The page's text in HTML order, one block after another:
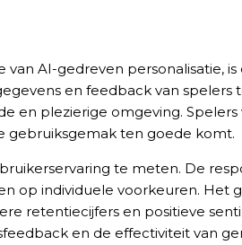
AI-gedreven personalisatie, is
en feedback van
en plezierige omgeving.
gebruiksgemak ten goede komt.
te meten. De
op individuele voorkeuren. Het
retentiecijfers en positieve
en de effectiviteit van